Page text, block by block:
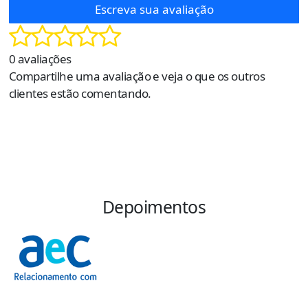
Escreva sua avaliação
0 avaliações
Compartilhe uma avaliação e veja o que os outros
clientes estão comentando.
Depoimentos